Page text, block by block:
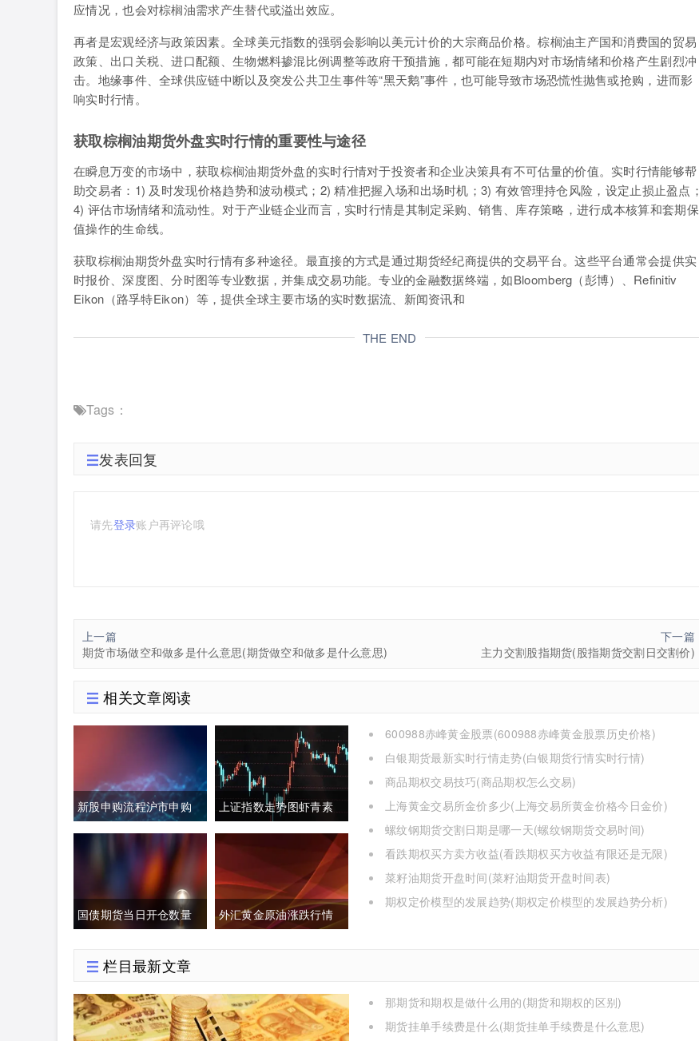
应情况，也会对棕榈油需求产生替代或溢出效应。
再者是宏观经济与政策因素。全球美元指数的强弱会影响以美元计价的大宗商品价格。棕榈油主产国和消费国的贸易
政策、出口关税、进口配额、生物燃料掺混比例调整等政府干预措施，都可能在短期内对市场情绪和价格产生剧烈冲
击。地缘事件、全球供应链中断以及突发公共卫生事件等“黑天鹅”事件，也可能导致市场恐慌性抛售或抢购，进而影
响实时行情。
获取棕榈油期货外盘实时行情的重要性与途径
在瞬息万变的市场中，获取棕榈油期货外盘的实时行情对于投资者和企业决策具有不可估量的价值。实时行情能够帮
助交易者：1) 及时发现价格趋势和波动模式；2) 精准把握入场和出场时机；3) 有效管理持仓风险，设定止损止盈点；
4) 评估市场情绪和流动性。对于产业链企业而言，实时行情是其制定采购、销售、库存策略，进行成本核算和套期保
值操作的生命线。
获取棕榈油期货外盘实时行情有多种途径。最直接的方式是通过期货经纪商提供的交易平台。这些平台通常会提供实
时报价、深度图、分时图等专业数据，并集成交易功能。专业的金融数据终端，如Bloomberg（彭博）、Refinitiv
Eikon（路孚特Eikon）等，提供全球主要市场的实时数据流、新闻资讯和
THE END
Tags：
发表回复
请先登录账户再评论哦
上一篇
期货市场做空和做多是什么意思(期货做空和做多是什么意思)
下一篇
主力交割股指期货(股指期货交割日交割价)
相关文章阅读
新股申购流程沪市申购
额度(新股申购流程沪市
申购额度怎么算)
上证指数走势图虾青素
的作用(上证指数黄白线
分析)
国债期货当日开仓数量
外汇黄金原油涨跌行情
600988赤峰黄金股票(600988赤峰黄金股票历史价格)
白银期货最新实时行情走势(白银期货行情实时行情)
商品期权交易技巧(商品期权怎么交易)
上海黄金交易所金价多少(上海交易所黄金价格今日金价)
螺纹钢期货交割日期是哪一天(螺纹钢期货交易时间)
看跌期权买方卖方收益(看跌期权买方收益有限还是无限)
菜籽油期货开盘时间(菜籽油期货开盘时间表)
期权定价模型的发展趋势(期权定价模型的发展趋势分析)
栏目最新文章
那期货和期权是做什么用的(期货和期权的区别)
期货挂单手续费是什么(期货挂单手续费是什么意思)